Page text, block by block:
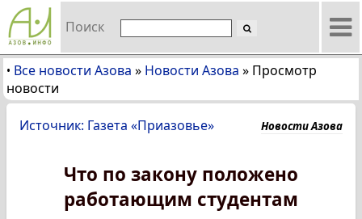
Поиск
• Все новости Азова » Новости Азова » Просмотр
новости
Источник: Газета «Приазовье» Новости Азова
Что по закону положено
работающим студентам